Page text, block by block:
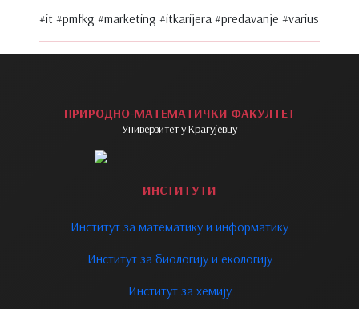
#it #pmfkg #marketing #itkarijera #predavanje #varius
ПРИРОДНО-МАТЕМАТИЧКИ ФАКУЛТЕТ
Универзитет у Крагујевцу
ИНСТИТУТИ
Институт за математику и информатику
Институт за биологију и екологију
Институт за хемију